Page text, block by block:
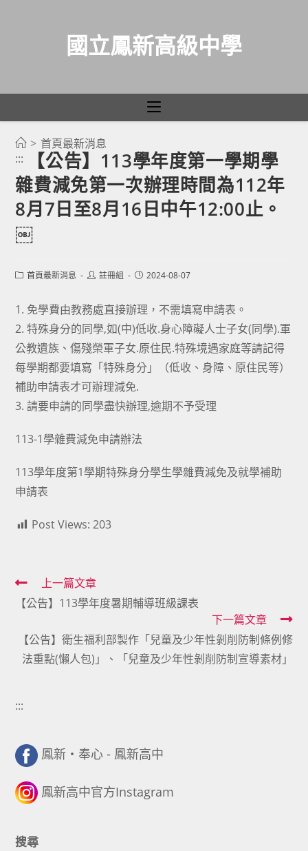
國立鳳新高級中學
> 首頁最新消息
:::
【公告】113學年度第一學期學
雜費減免第一次辦理時間為112年
8月7日至8月16日中午12:00止。
￼
Post首頁最新消息
Post註冊組
Post2024-08-07
1. 免學費由教務處直接辦理，不需填寫申請表。
2. 特殊身分的同學,如(中)低收.身心障礙人士子女(同學).軍
公教遺族、傷殘榮軍子女.原住民.特殊境遇家庭等請記得
每學期都要填寫「特殊身分」（低收、身障、原住民等）
補助申請表才可辦理減免.
3. 請要申請的同學盡快辦理,逾期不予受理
113-1學雜費減免申請辦法
113學年度第1學期特殊身分學生學雜費減免及就學補助
申請表
Post Views: 203
Read
more
articles
上一篇文章
【公告】113學年度暑期輔導班級課表
下一篇文章
【公告】衛生福利部製作「兒童及少年性剝削防制條例修
法重點(懶人包)」、「兒童及少年性剝削防制宣導素材」
:::
鳳新・奉心 - 鳳新高中
鳳新高中官方Instagram
搜尋